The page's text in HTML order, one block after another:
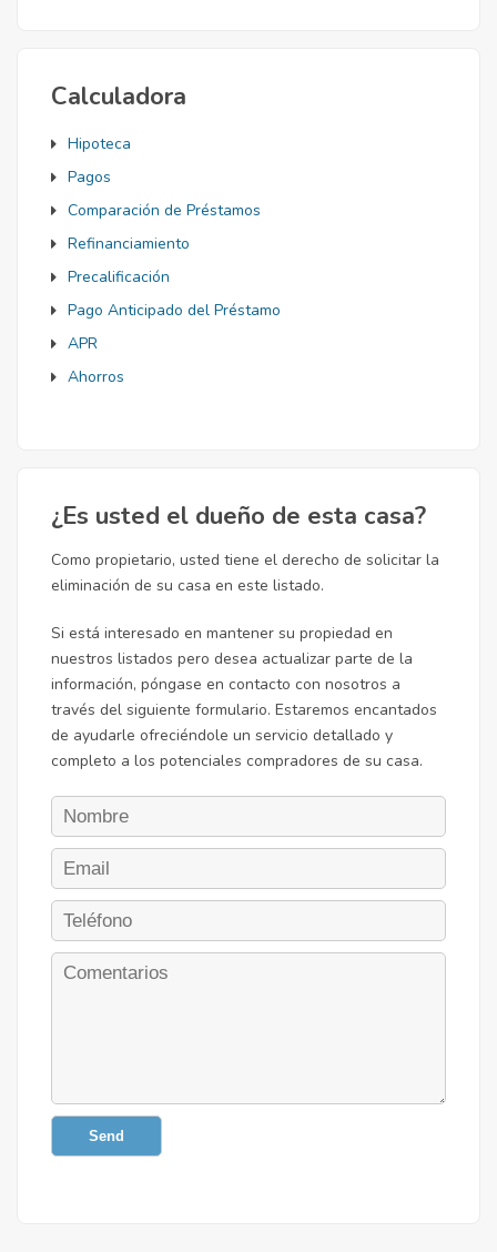
Calculadora
Hipoteca
Pagos
Comparación de Préstamos
Refinanciamiento
Precalificación
Pago Anticipado del Préstamo
APR
Ahorros
¿Es usted el dueño de esta casa?
Como propietario, usted tiene el derecho de solicitar la
eliminación de su casa en este listado.
Si está interesado en mantener su propiedad en
nuestros listados pero desea actualizar parte de la
información, póngase en contacto con nosotros a
través del siguiente formulario. Estaremos encantados
de ayudarle ofreciéndole un servicio detallado y
completo a los potenciales compradores de su casa.
Send